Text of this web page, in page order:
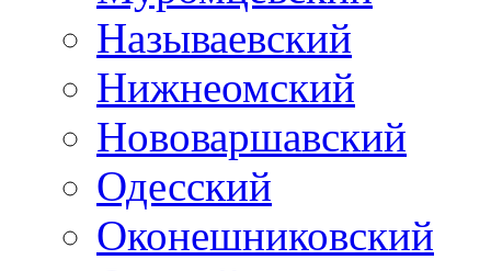
Называевский
Нижнеомский
Нововаршавский
Одесский
Оконешниковский